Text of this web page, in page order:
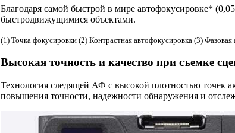
Благодаря самой быстрой в мире автофокусировке*
быстродвижущимися объектами.
(1) Точка фокусировки (2) Контрастная автофокусировка (3) Фазовая
Высокая точность и качество при съемке
Технология следящей АФ с высокой плотностью точек
повышения точности, надежности обнаружения и